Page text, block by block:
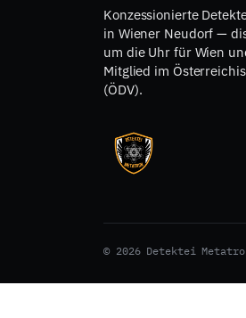
Konzessionierte
in Wiener Neudorf —
um die Uhr für Wien
Mitglied im
(ÖDV).
© 2026 Detektei